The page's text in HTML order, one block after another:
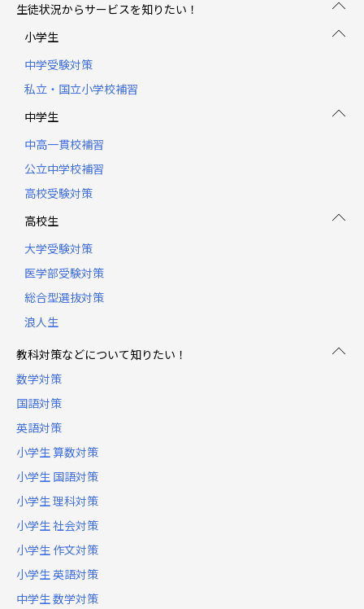
生徒状況からサービスを知りたい！
小学生
中学受験対策
私立・国立小学校補習
中学生
中高一貫校補習
公立中学校補習
高校受験対策
高校生
大学受験対策
医学部受験対策
総合型選抜対策
浪人生
教科対策などについて知りたい！
数学対策
国語対策
英語対策
小学生 算数対策
小学生 国語対策
小学生 理科対策
小学生 社会対策
小学生 作文対策
小学生 英語対策
中学生 数学対策